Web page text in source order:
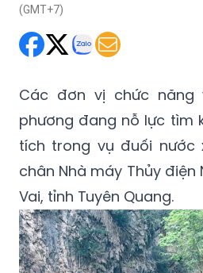
(GMT+7)
Các đơn vị chức năng
phương đang nỗ lực tìm
tích trong vụ đuối nước
chân Nhà máy Thủy điện
Vai, tỉnh Tuyên Quang.